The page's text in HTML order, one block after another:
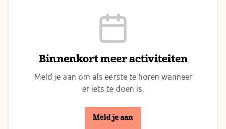
Binnenkort meer activiteiten
Meld je aan om als eerste te horen wanneer
er iets te doen is.
Meld je aan